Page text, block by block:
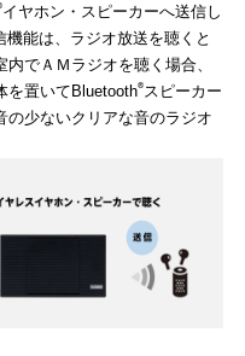
イヤホン・スピーカーへ送信し
機能は、ラジオ放送を聴くと
でＡＭラジオを聴く場合、
を置いてBluetooth®スピーカー
の少ないクリアな音のラジオ